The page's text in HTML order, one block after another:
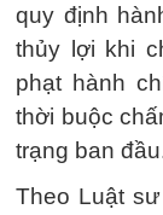
quy định
thủy lợi khi
phạt hành
thời buộc
trạng ban
Theo Luật